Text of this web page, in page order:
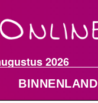
2026
BINNENLAND